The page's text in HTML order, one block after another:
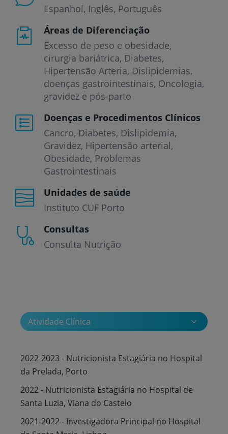
Espanhol Inglês Português
Áreas de Diferenciação
Excesso de peso e obesidade,
cirurgia bariátrica, Diabetes,
Hipertensão Arteria, Dislipidemias,
doenças gastrointestinais, Oncologia,
gravidez e pós-parto
Doenças e Procedimentos Clínicos
Cancro Diabetes Dislipidemia
Gravidez Hipertensão arterial
Obesidade Problemas
Gastrointestinais
Unidades de saúde
Instituto CUF Porto
Consultas
Consulta Nutrição
Atividade Clínica
2022-2023 - Nutricionista Estagiária no Hospital
da Prelada, Porto
2022 - Nutricionista Estagiária no Hospital de
Santa Luzia, Viana do Castelo
2021-2022 - Investigadora Principal no Hospital